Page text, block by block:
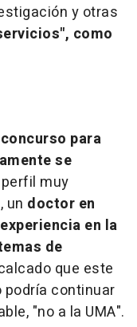
y otras
como
para
se
muy
un doctor en
en la
de
que este
continuar
"no a la UMA".